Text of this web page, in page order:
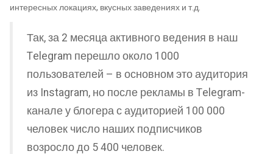
интересных локациях, вкусных заведениях и т.д.
Так, за 2 месяца активного ведения в наш
Telegram перешло около 1000
пользователей – в основном это аудитория
из Instagram, но после рекламы в Telegram-
канале у блогера с аудиторией 100 000
человек число наших подписчиков
возросло до 5 400 человек.